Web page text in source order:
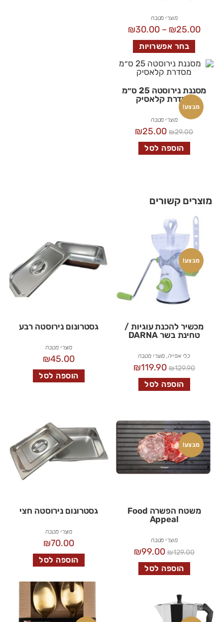
מוצרי מטבח
₪25.00
–
₪30.00
בחר אפשרויות
מבצע!
מסננת נירוסטה 25 ס״מ
מסדרת קלאסיק
מוצרי מטבח
₪29.00
₪25.00
הוספה לסל
מוצרים קשורים
מבצע!
מכשיר להכנת עוגיות /
טחינת בשר DARNA
כלי אפייה, מוצרי מטבח
₪129.90
₪119.90
הוספה לסל
גסטרונום נירוסטה רבע
מוצרי מטבח
₪45.00
הוספה לסל
מבצע!
משטח הפשרה Food
Appeal
מוצרי מטבח
₪129.00
₪99.00
הוספה לסל
גסטרונום נירוסטה חצי
מוצרי מטבח
₪70.00
הוספה לסל